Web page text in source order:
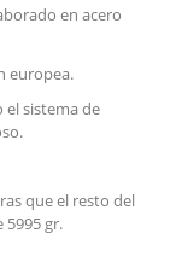
en acero
europea.
el sistema de
que el resto del
5995 gr.